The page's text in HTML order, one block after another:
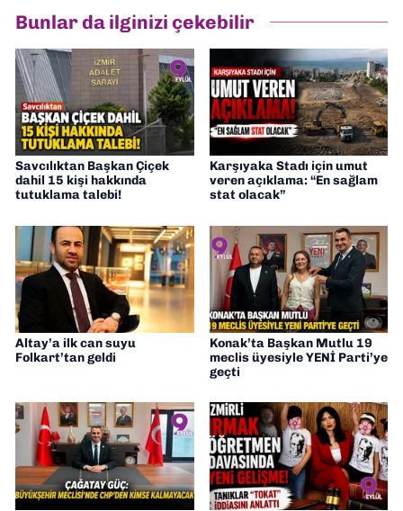
Müdürü” olarak görev almaktayım. Hak
odaklı haberciliğe dair çalışmalar
yapıyorum
Bunlar da ilginizi çekebilir
Savcılıktan Başkan Çiçek
dahil 15 kişi hakkında
tutuklama talebi!
Karşıyaka Stadı için umut
veren açıklama: “En sağlam
stat olacak”
Altay’a ilk can suyu
Folkart’tan geldi
Konak’ta Başkan Mutlu 19
meclis üyesiyle YENİ Parti’ye
geçti